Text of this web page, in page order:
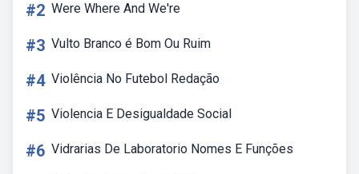
#2 Were Where And We're
#3 Vulto Branco é Bom Ou Ruim
#4 Violência No Futebol Redação
#5 Violencia E Desigualdade Social
#6 Vidrarias De Laboratorio Nomes E Funções